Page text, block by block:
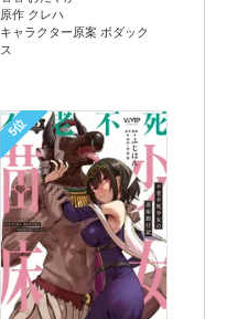
原作 クレハ
キャラクター原案 ボダック
ス
5位